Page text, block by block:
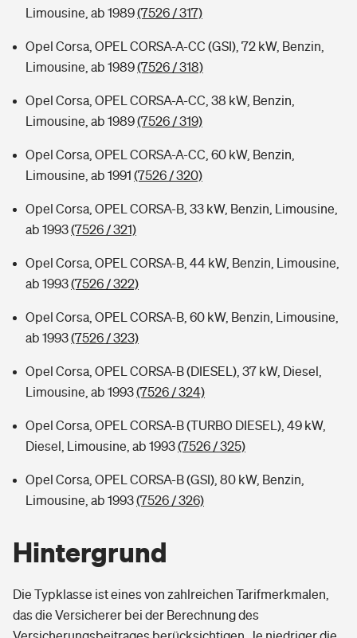
Limousine, ab 1989(7526 / 317)
Opel Corsa, OPEL CORSA-A-CC (GSI), 72 kW, Benzin,
Limousine, ab 1989(7526 / 318)
Opel Corsa, OPEL CORSA-A-CC, 38 kW, Benzin,
Limousine, ab 1989(7526 / 319)
Opel Corsa, OPEL CORSA-A-CC, 60 kW, Benzin,
Limousine, ab 1991 (7526 / 320)
Opel Corsa, OPEL CORSA-B, 33 kW, Benzin, Limousine,
ab 1993(7526 / 321)
Opel Corsa, OPEL CORSA-B, 44 kW, Benzin, Limousine,
ab 1993(7526 / 322)
Opel Corsa, OPEL CORSA-B, 60 kW, Benzin, Limousine,
ab 1993(7526 / 323)
Opel Corsa, OPEL CORSA-B (DIESEL), 37 kW, Diesel,
Limousine, ab 1993(7526 / 324)
Opel Corsa, OPEL CORSA-B (TURBO DIESEL), 49 kW,
Diesel, Limousine, ab 1993(7526 / 325)
Opel Corsa, OPEL CORSA-B (GSI), 80 kW, Benzin,
Limousine, ab 1993(7526 / 326)
Hintergrund
Die Typklasse ist eines von zahlreichen Tarifmerkmalen,
das die Versicherer bei der Berechnung des